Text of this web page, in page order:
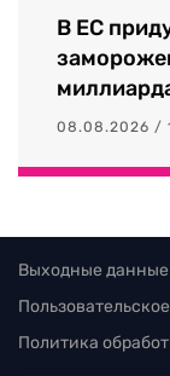
В ЕС
08.08.2026 /
Выходные
Политика